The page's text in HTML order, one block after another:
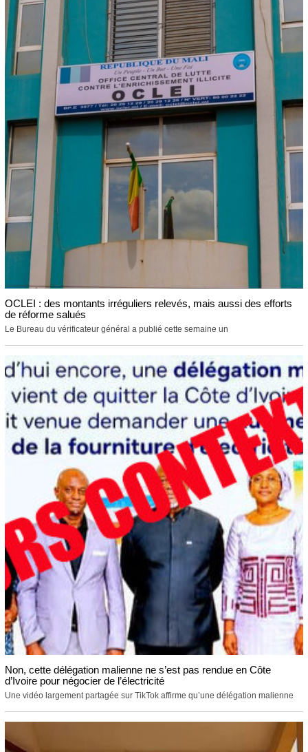
OCLEI : des montants irréguliers relevés, mais aussi des efforts
de réforme salués
Le Bureau du vérificateur général a publié cette semaine un
Non, cette délégation malienne ne s’est pas rendue en Côte
d’Ivoire pour négocier de l’électricité
Une vidéo largement partagée sur TikTok affirme qu’une délégation malienne